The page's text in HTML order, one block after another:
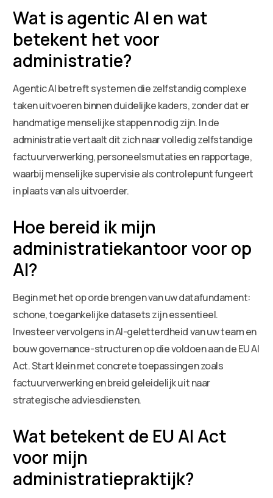
Wat is agentic AI en wat
betekent het voor
administratie?
Agentic AI betreft systemen die zelfstandig complexe
taken uitvoeren binnen duidelijke kaders, zonder dat er
handmatige menselijke stappen nodig zijn. In de
administratie vertaalt dit zich naar volledig zelfstandige
factuurverwerking, personeelsmutaties en rapportage,
waarbij menselijke supervisie als controlepunt fungeert
in plaats van als uitvoerder.
Hoe bereid ik mijn
administratiekantoor voor op
AI?
Begin met het op orde brengen van uw datafundament:
schone, toegankelijke datasets zijn essentieel.
Investeer vervolgens in AI-geletterdheid van uw team en
bouw governance-structuren op die voldoen aan de EU AI
Act. Start klein met concrete toepassingen zoals
factuurverwerking en breid geleidelijk uit naar
strategische adviesdiensten.
Wat betekent de EU AI Act
voor mijn
administratiepraktijk?